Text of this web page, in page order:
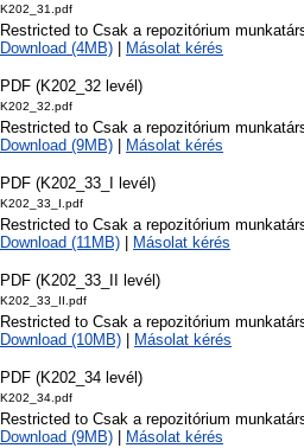
K202_31.pdf
Restricted to Csak a repozitórium
Download (4MB)
Másolat kérés
PDF (K202_32 levél)
K202_32.pdf
Restricted to Csak a repozitórium
Download (9MB)
Másolat kérés
PDF (K202_33_I levél)
K202_33_I.pdf
Restricted to Csak a repozitórium
Download (11MB)
Másolat kérés
PDF (K202_33_II levél)
K202_33_II.pdf
Restricted to Csak a repozitórium
Download (10MB)
Másolat kérés
PDF (K202_34 levél)
K202_34.pdf
Restricted to Csak a repozitórium
Download (9MB)
Másolat kérés